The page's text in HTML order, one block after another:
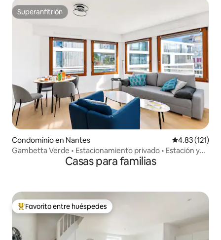
Superanfitrión
Superanfitrión
Condominio en Nantes Calificación
4.83 (121)
Gambetta Verde • Estacionamiento privado • Estación y
Casas para familias
De los mejores en Favorito entre huéspedes
Favorito entre huéspedes